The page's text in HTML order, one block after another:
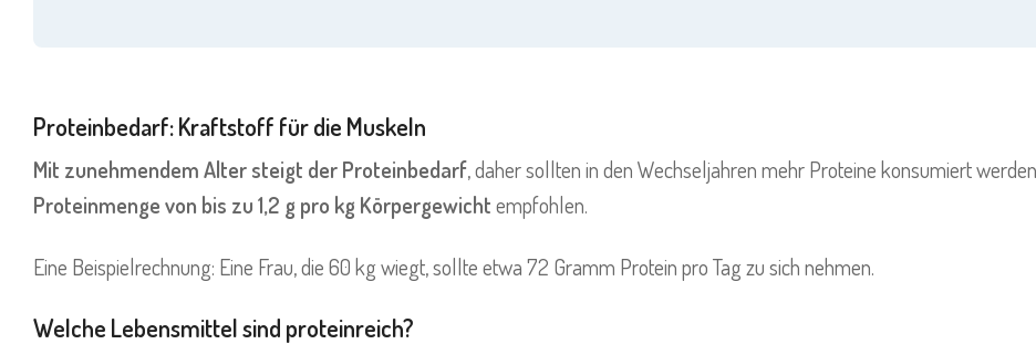
Proteinbedarf: Kraftstoff für die Muskeln
Mit zunehmendem Alter steigt der Proteinbedarf, daher sollten in den Wechseljahren mehr Proteine konsumiert
Proteinmenge von bis zu 1,2 g pro kg Körpergewichtempfohlen.
Eine Beispielrechnung: Eine Frau, die 60 kg wiegt, sollte etwa 72 Gramm Protein pro Tag zu sich nehmen.
Welche Lebensmittel sind proteinreich?